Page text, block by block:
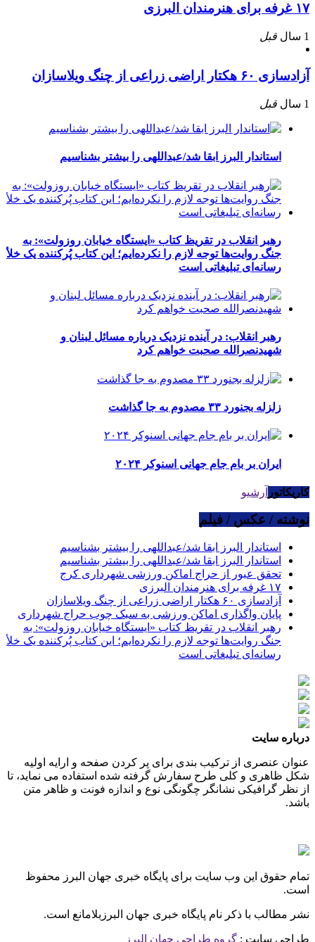
۱۷ غرفه برای هنرمندان البرزی
1 سال قبل
آزادسازی ۶۰ هکتار اراضی زراعی از چنگ ویلاسازان
1 سال قبل
استاندار البرز ابقا شد/عبداللهی را بیشتر بشناسیم
رهبر انقلاب در تقریظ کتاب «ایستگاه خیابان روزولت»: به
جنگ روایت‌ها توجه لازم را نکرده‌ایم؛ این کتاب پُرکننده‌ یک خلأ
رسانه‌ای تبلیغاتی است
رهبر انقلاب: در آینده نزدیک درباره مسائل لبنان و
شهیدنصرالله صحبت خواهم کرد
زلزله بجنورد ۳۳ مصدوم به جا گذاشت
ایران بر بام جام جهانی اسنوکر ۲۰۲۴
کاریکاتور آرشیو
نوشته / عکس / فیلم
استاندار البرز ابقا شد/عبداللهی را بیشتر بشناسیم
استاندار البرز ابقا شد/عبداللهی را بیشتر بشناسیم
تحقق عبور از حراج اماکن ورزشی شهرداری کرج
۱۷ غرفه برای هنرمندان البرزی
آزادسازی ۶۰ هکتار اراضی زراعی از چنگ ویلاسازان
پایان واگذاری اماکن ورزشی به سبک چوب حراج شهرداری
رهبر انقلاب در تقریظ کتاب «ایستگاه خیابان روزولت»: به
جنگ روایت‌ها توجه لازم را نکرده‌ایم؛ این کتاب پُرکننده‌ یک خلأ
رسانه‌ای تبلیغاتی است
درباره سایت
عنوان عنصری از ترکیب بندی برای پر کردن صفحه و ارایه اولیه
شکل ظاهری و کلی طرح سفارش گرفته شده استفاده می نماید، تا
از نظر گرافیکی نشانگر چگونگی نوع و اندازه فونت و ظاهر متن
باشد.
تمام حقوق این وب سایت برای پایگاه خبری جهان البرز محفوظ
است.
نشر مطالب با ذکر نام پایگاه خبری جهان البرزبلامانع است.
طراحی سایت : گروه طراحی جهان البرز